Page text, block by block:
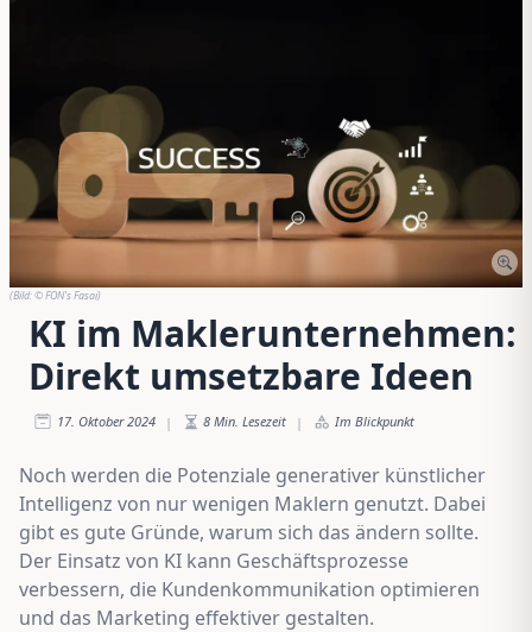
(Bild:© FON's Fasai)
KI im Maklerunternehmen:
Direkt umsetzbare Ideen
17. Oktober 2024 | 8 Min. Lesezeit | Im Blickpunkt
Noch werden die Potenziale generativer künstlicher
Intelligenz von nur wenigen Maklern genutzt. Dabei
gibt es gute Gründe, warum sich das ändern sollte.
Der Einsatz von KI kann Geschäftsprozesse
verbessern, die Kundenkommunikation optimieren
und das Marketing effektiver gestalten.